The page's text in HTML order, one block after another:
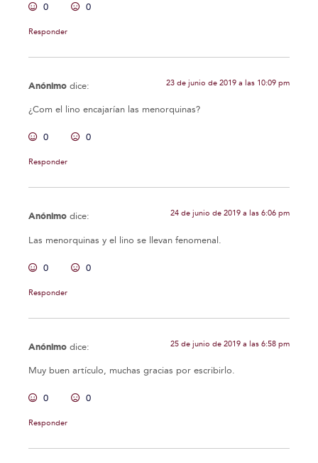
0 0
Responder
Anónimo dice: 23 de junio de 2019 a las 10:09 pm
¿Com el lino encajarían las menorquinas?
0 0
Responder
Anónimo dice: 24 de junio de 2019 a las 6:06 pm
Las menorquinas y el lino se llevan fenomenal.
0 0
Responder
Anónimo dice: 25 de junio de 2019 a las 6:58 pm
Muy buen artículo, muchas gracias por escribirlo.
0 0
Responder